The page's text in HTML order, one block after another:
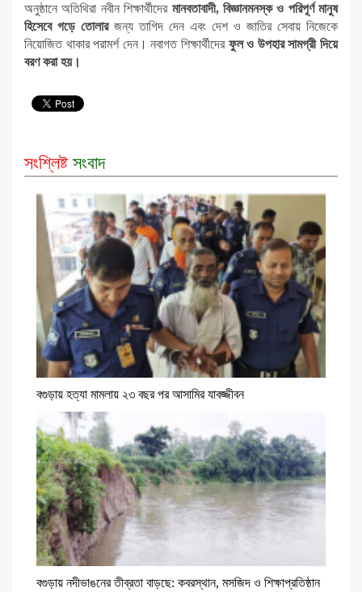
অনুষ্ঠানে অতিথিরা নবীন শিক্ষার্থীদের মানবতাবাদী, বিজ্ঞানমনস্ক ও পরিপূর্ণ মানুষ
হিসেবে গড়ে তোলারজন্য তাগিদ দেন এবং দেশ ও জাতির সেবায় নিজেকে
নিয়োজিত থাকার পরামর্শ দেন। নবাগত শিক্ষার্থীদের ফুল ও উপহার সামগ্রী দিয়ে
বরণ করা হয়।
সংশ্লিষ্ট সংবাদ
বগুড়ায় হত্যা মামলায় ২৩ বছর পর আসামির যাবজ্জীবন
বগুড়ায় নদীভাঙনের তীব্রতা বাড়ছে: কবরস্থান, মসজিদ ও শিক্ষাপ্রতিষ্ঠান